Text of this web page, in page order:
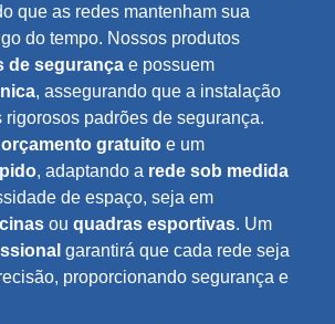
que as redes mantenham sua
do tempo. Nossos produtos
de segurança e possuem
, assegurando que a instalação
rigorosos padrões de segurança.
orçamento gratuito e um
, adaptando a rede sob medida
de espaço, seja em
ou quadras esportivas. Um
garantirá que cada rede seja
proporcionando segurança e